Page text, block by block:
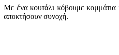
Με ένα κουτάλι κόβουμε κομμάτια
αποκτήσουν συνοχή.